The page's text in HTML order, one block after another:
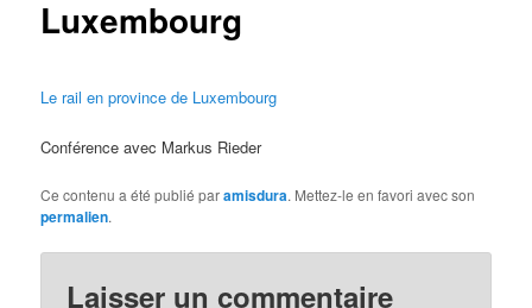
Luxembourg
Le rail en province de Luxembourg
Conférence avec Markus Rieder
Ce contenu a été publié paramisdura. Mettez-le en favori avec son
permalien.
Laisser un commentaire